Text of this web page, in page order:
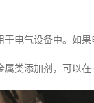
于电气设备中。如
类添加剂，可以